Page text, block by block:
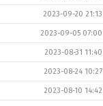
2023-09-20 21:13
2023-09-05 07:00
2023-08-31 11:40
2023-08-24 10:27
2023-08-10 14:42